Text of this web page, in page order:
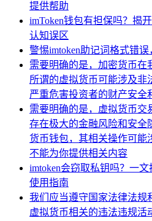
提供帮助
imToken钱包有担保吗？揭
认知误区
警惕imtoken助记词格式错
需要明确的是，加密货币在
所谓的虚拟货币可能涉及非
严重危害投资者的财产安全
需要明确的是，虚拟货币交
存在极大的金融风险和安全
货币钱包，其相关操作可能
不能为你提供相关内容
imtoken会窃取私钥吗？一
使用指南
我们应当遵守国家法律法规
虚拟货币相关的违法违规活